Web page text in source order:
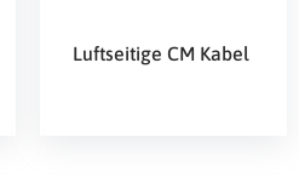
Luftseitige CM Kabel